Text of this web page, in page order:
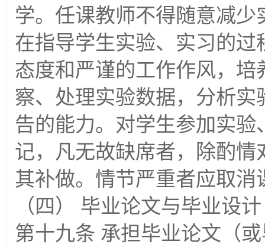
学。任课教师不得随意减
在指导学生实验、实习的
态度和严谨的工作作风，
察、处理实验数据，分析
告的能力。对学生参加实
记，凡无故缺席者，除酌
其补做。情节严重者应取
（四） 毕业论文与毕业设计
第十九条 承担毕业论文（